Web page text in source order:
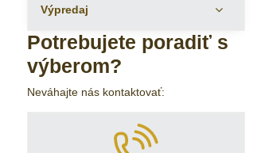
Výpredaj
Potrebujete poradiť s
výberom?
Neváhajte nás kontaktovať: